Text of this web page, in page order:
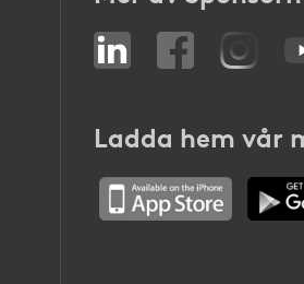
Ladda hem vår